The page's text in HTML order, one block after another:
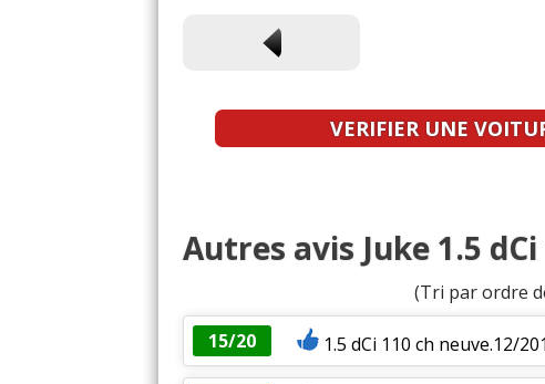
VERIFIER UNE
Autres avis Juke 1.5
(Tri par ordre
15/20
1.5 dCi 110 ch neuve.12/